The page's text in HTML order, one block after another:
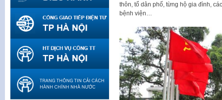
thôn, tổ dân phố, từng hộ gia đình,
bệnh viện…